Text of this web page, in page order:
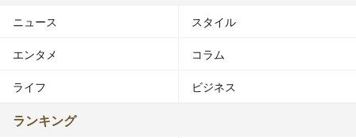
ニュース スタイル
エンタメ コラム
ライフ ビジネス
ランキング